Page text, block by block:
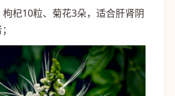
杞10粒、菊花3朵，适合肝肾阴